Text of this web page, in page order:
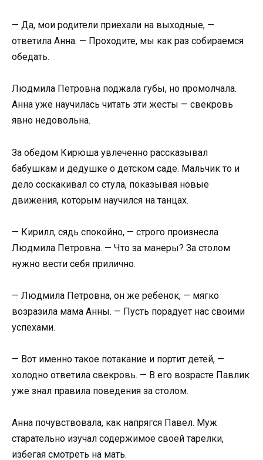
— Да, мои родители приехали на выходные, —
ответила Анна. — Проходите, мы как раз собираемся
обедать.
Людмила Петровна поджала губы, но промолчала.
Анна уже научилась читать эти жесты — свекровь
явно недовольна.
За обедом Кирюша увлеченно рассказывал
бабушкам и дедушке о детском саде. Мальчик то и
дело соскакивал со стула, показывая новые
движения, которым научился на танцах.
— Кирилл, сядь спокойно, — строго произнесла
Людмила Петровна. — Что за манеры? За столом
нужно вести себя прилично.
— Людмила Петровна, он же ребенок, — мягко
возразила мама Анны. — Пусть порадует нас своими
успехами.
— Вот именно такое потакание и портит детей, —
холодно ответила свекровь. — В его возрасте Павлик
уже знал правила поведения за столом.
Анна почувствовала, как напрягся Павел. Муж
старательно изучал содержимое своей тарелки,
избегая смотреть на мать.